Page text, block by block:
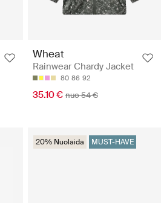
Wheat
Rainwear Chardy Jacket
80 86 92
35.10 € nuo 54 €
20% Nuolaida MUST-HAVE